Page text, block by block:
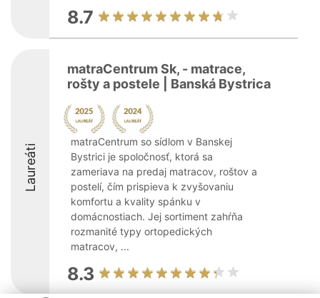
8.7
Laureáti
matraCentrum Sk, - matrace,
rošty a postele | Banská Bystrica
matraCentrum so sídlom v Banskej
Bystrici je spoločnosť, ktorá sa
zameriava na predaj matracov, roštov a
postelí, čím prispieva k zvyšovaniu
komfortu a kvality spánku v
domácnostiach. Jej sortiment zahŕňa
rozmanité typy ortopedických
matracov, ...
8.3